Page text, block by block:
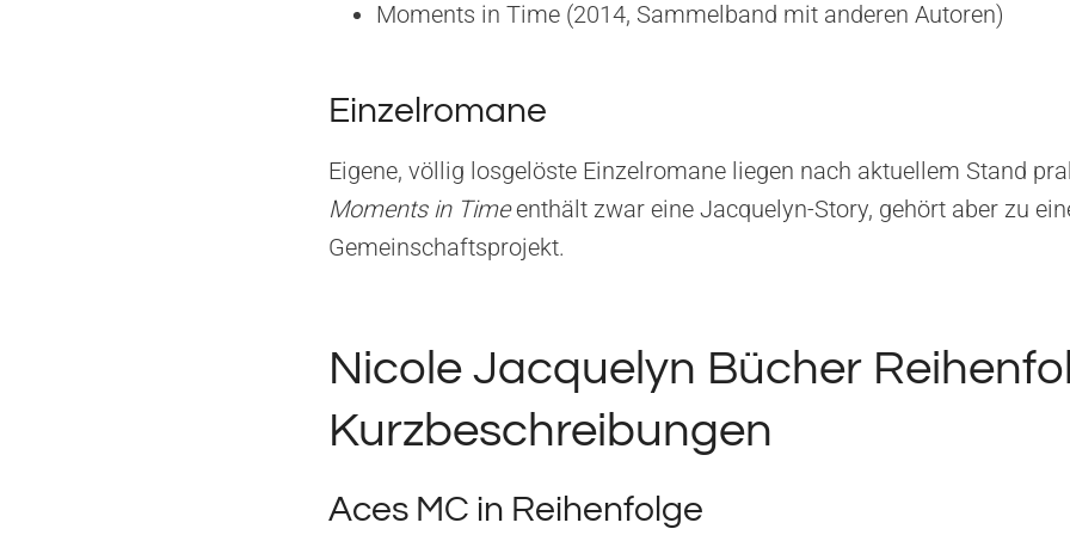
Moments in Time (2014, Sammelband mit anderen Autoren)
Einzelromane
Eigene, völlig losgelöste Einzelromane liegen nach aktuellem Stand
Moments in Timeenthält zwar eine Jacquelyn-Story, gehört aber zu
Gemeinschaftsprojekt.
Nicole Jacquelyn Bücher
Kurzbeschreibungen
Aces MC in Reihenfolge